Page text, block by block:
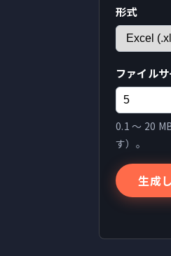
形式
ファイル
0.1 〜 20
す）。
生成